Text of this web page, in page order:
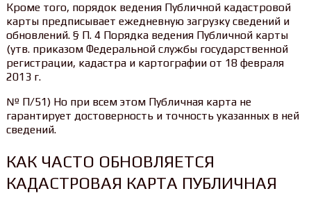
Кроме того, порядок ведения Публичной кадастровой
карты предписывает ежедневную загрузку сведений и
обновлений. § П. 4 Порядка ведения Публичной карты
(утв. приказом Федеральной службы государственной
регистрации, кадастра и картографии от 18 февраля
2013 г.
№ П/51) Но при всем этом Публичная карта не
гарантирует достоверность и точность указанных в ней
сведений.
КАК ЧАСТО ОБНОВЛЯЕТСЯ
КАДАСТРОВАЯ КАРТА ПУБЛИЧНАЯ